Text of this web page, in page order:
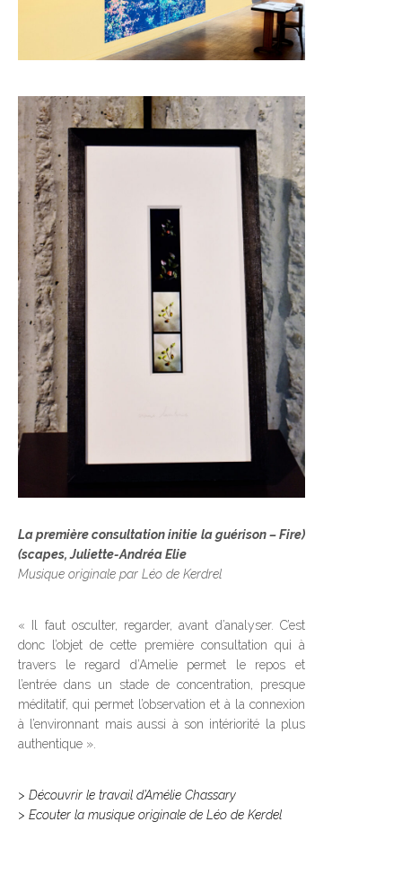
La première consultation initie la guérison – Fire)
(scapes, Juliette-Andréa Elie
Musique originale par Léo de Kerdrel
« Il faut osculter, regarder, avant d’analyser. C’est
donc l’objet de cette première consultation qui à
travers le regard d’Amelie permet le repos et
l’entrée dans un stade de concentration, presque
méditatif, qui permet l’observation et à la connexion
à l’environnant mais aussi à son intériorité la plus
authentique ».
> Découvrir le travail d’Amélie Chassary
> Ecouter la musique originale de Léo de Kerdel